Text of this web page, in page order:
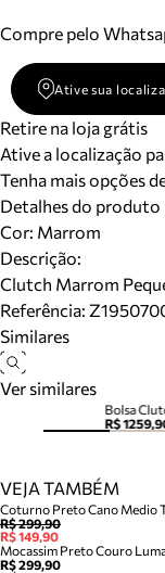
Compre pelo
Ative sua
Retire na loja grátis
Ative a localização
Tenha mais opções
Detalhes do produto
Cor: Marrom
Descrição:
Clutch Marrom
Referência:
Similares
Ver similares
R$
VEJA TAMBÉM
Coturno Preto Cano Medio
R$ 299,90
R$ 149,90
Mocassim Preto Couro
R$ 299,90